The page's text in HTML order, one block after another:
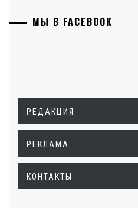
МЫ В FACEBOOK
РЕДАКЦИЯ
РЕКЛАМА
КОНТАКТЫ